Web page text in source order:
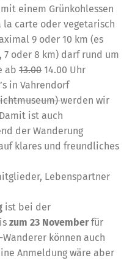
einem Grünkohlessen
carte oder vegetarisch
9 oder 10 km (es
oder 8 km) darf rund um
ab 13.00 14.00 Uhr
in Vahrendorf
werden wir
ist auch
der Wanderung
klares und freundliches
Lebenspartner
ist bei der
zum 23 Novemberfür
können auch
Anmeldung wäre aber